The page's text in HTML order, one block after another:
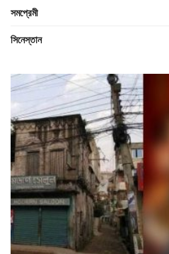
সমপ্রেমী
সিনেস্তান